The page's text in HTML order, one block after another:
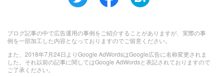
ブログ記事の中で広告運用の事例をご紹介することがありますが、実際の事
例を一部加工した内容となっておりますのでご留意ください。
また、2018年7月24日よりGoogle AdWordsはGoogle広告に名称変更されま
した。それ以前の記事に関してはGoogle AdWordsと表記されておりますので
ご了承ください。